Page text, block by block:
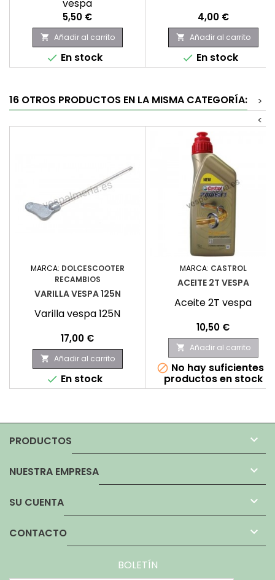
vespa
Precio
5,50 €
 Añadir al carrito
 En stock
Precio
4,00 €
 Añadir al carrito
 En stock
16 OTROS PRODUCTOS EN LA MISMA CATEGORÍA:
>
<
MARCA: DOLCESCOOTER
RECAMBIOS
VARILLA VESPA 125N
Varilla vespa 125N
Precio
17,00 €
 Añadir al carrito
 En stock
MARCA: CASTROL
ACEITE 2T VESPA
Aceite 2T vespa
Precio
10,50 €
 Añadir al carrito
 No hay suficientes
productos en stock
PRODUCTOS 
NUESTRA EMPRESA 
SU CUENTA 
CONTACTO 
BOLETÍN